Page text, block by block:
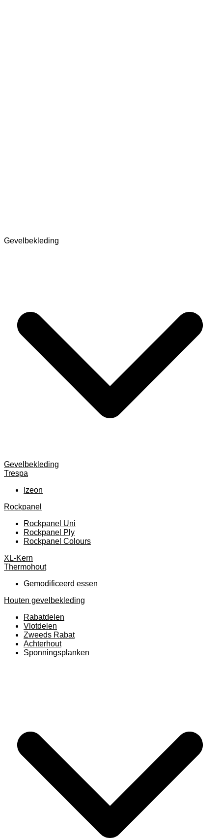
Gevelbekleding
Gevelbekleding
Trespa
Izeon
Rockpanel
Rockpanel Uni
Rockpanel Ply
Rockpanel Colours
XL-Kern
Thermohout
Gemodificeerd essen
Houten gevelbekleding
Rabatdelen
Vlotdelen
Zweeds Rabat
Achterhout
Sponningsplanken